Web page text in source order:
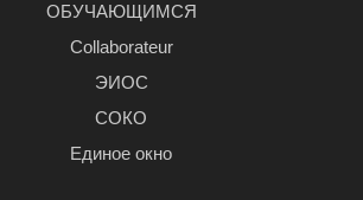
ОБУЧАЮЩИМСЯ
Сollaborateur
ЭИОС
СОКО
Единое окно